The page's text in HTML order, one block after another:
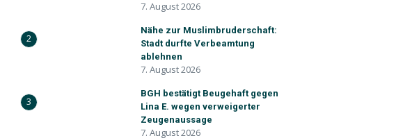
7. August 2026
2
Nähe zur Muslimbruderschaft:
Stadt durfte Verbeamtung
ablehnen
7. August 2026
3
BGH bestätigt Beugehaft gegen
Lina E. wegen verweigerter
Zeugenaussage
7. August 2026